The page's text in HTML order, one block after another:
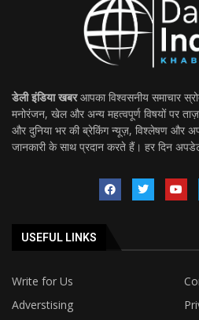
डेली इंडिया खबरआपका विश्वसनीय समाचार
मनोरंजन, खेल और अन्य महत्वपूर्ण विषयों पर
और दुनिया भर की ब्रेकिंग न्यूज़, विश्लेषण और
जानकारी के साथ प्रदान करते हैं। हर दिन
USEFUL LINKS
Write for Us
Adverstising